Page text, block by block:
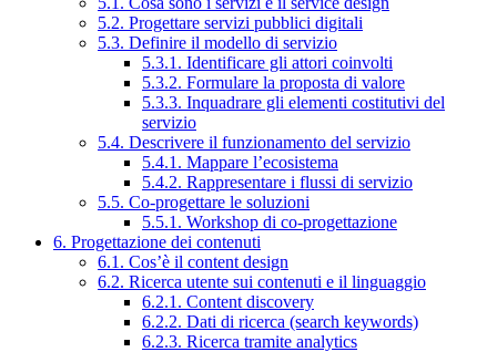
5.2. Progettare servizi pubblici digitali
5.3. Definire il modello di servizio
5.3.1. Identificare gli attori coinvolti
5.3.2. Formulare la proposta di valore
5.3.3. Inquadrare gli elementi costitutivi del
servizio
5.4. Descrivere il funzionamento del servizio
5.4.1. Mappare l’ecosistema
5.4.2. Rappresentare i flussi di servizio
5.5. Co-progettare le soluzioni
5.5.1. Workshop di co-progettazione
6. Progettazione dei contenuti
6.1. Cos’è il content design
6.2. Ricerca utente sui contenuti e il linguaggio
6.2.1. Content discovery
6.2.2. Dati di ricerca (search keywords)
6.2.3. Ricerca tramite analytics